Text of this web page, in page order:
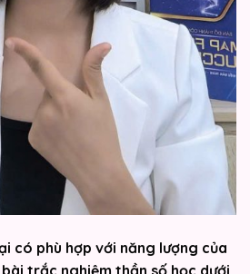
có phù hợp với năng lượng của
trắc nghiệm thần số học dưới